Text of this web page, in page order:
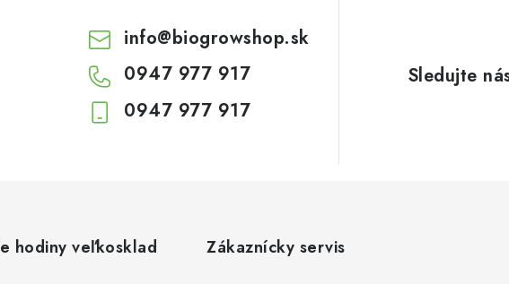
info@biogrowshop.sk
0947 977 917
0947 977 917
hodiny veľkosklad Zákaznícky servis